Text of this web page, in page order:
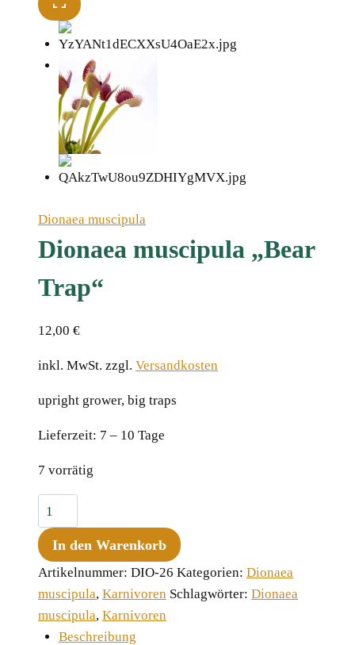
Dionaea muscipula
Dionaea muscipula „Bear
Trap“
12,00 €
inkl. MwSt. zzgl. Versandkosten
upright grower, big traps
Lieferzeit: 7 – 10 Tage
7 vorrätig
Dionaea
muscipula
"Bear
Trap"
Menge
In den Warenkorb
Artikelnummer: DIO-26 Kategorien: Dionaea
muscipula, Karnivoren Schlagwörter: Dionaea
muscipula, Karnivoren
Beschreibung